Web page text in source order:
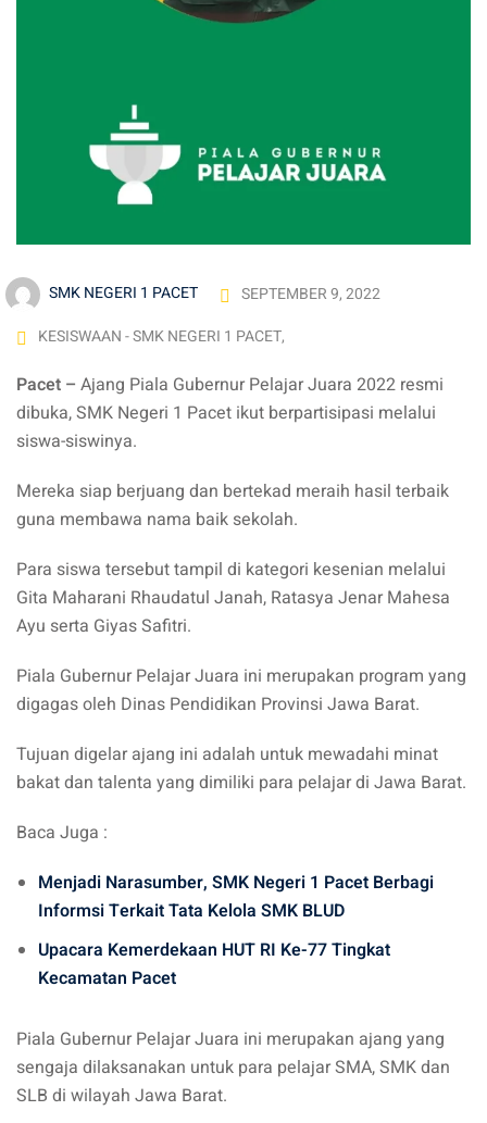
SMK NEGERI 1 PACET
SEPTEMBER 9, 2022
KESISWAAN - SMK NEGERI 1 PACET,
Pacet – Ajang Piala Gubernur Pelajar Juara 2022 resmi
dibuka, SMK Negeri 1 Pacet ikut berpartisipasi melalui
siswa-siswinya.
Mereka siap berjuang dan bertekad meraih hasil terbaik
guna membawa nama baik sekolah.
Para siswa tersebut tampil di kategori kesenian melalui
Gita Maharani Rhaudatul Janah, Ratasya Jenar Mahesa
Ayu serta Giyas Safitri.
Piala Gubernur Pelajar Juara ini merupakan program yang
digagas oleh Dinas Pendidikan Provinsi Jawa Barat.
Tujuan digelar ajang ini adalah untuk mewadahi minat
bakat dan talenta yang dimiliki para pelajar di Jawa Barat.
Baca Juga :
Menjadi Narasumber, SMK Negeri 1 Pacet Berbagi
Informsi Terkait Tata Kelola SMK BLUD
Upacara Kemerdekaan HUT RI Ke-77 Tingkat
Kecamatan Pacet
Piala Gubernur Pelajar Juara ini merupakan ajang yang
sengaja dilaksanakan untuk para pelajar SMA, SMK dan
SLB di wilayah Jawa Barat.